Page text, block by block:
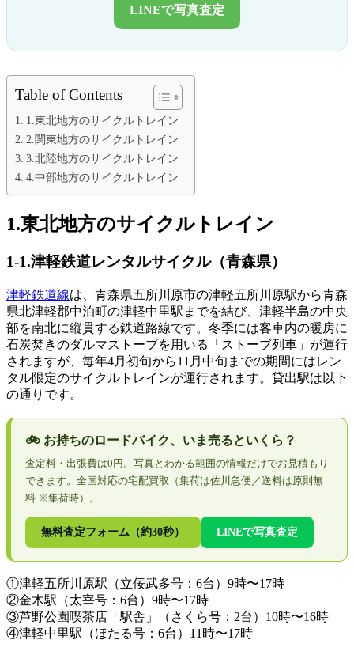
LINEで写真査定
Table of Contents
1.東北地方のサイクルトレイン
2.関東地方のサイクルトレイン
3.北陸地方のサイクルトレイン
4.中部地方のサイクルトレイン
1.東北地方のサイクルトレイン
1-1.津軽鉄道レンタルサイクル（青森県）
津軽鉄道線は、青森県五所川原市の津軽五所川原駅から青森
県北津軽郡中泊町の津軽中里駅までを結び、津軽半島の中央
部を南北に縦貫する鉄道路線です。冬季には客車内の暖房に
石炭焚きのダルマストーブを用いる「ストーブ列車」が運行
されますが、毎年4月初旬から11月中旬までの期間にはレン
タル限定のサイクルトレインが運行されます。貸出駅は以下
の通りです。
🚲 お持ちのロードバイク、いま売るといくら？
査定料・出張費は0円。写真とわかる範囲の情報だけでお見積もり
できます。全国対応の宅配買取（集荷は佐川急便／送料は原則無
料 ※集荷時）。
無料査定フォーム（約30秒） LINEで写真査定
①津軽五所川原駅（立佞武多号：6台）9時〜17時
②金木駅（太宰号：6台）9時〜17時
③芦野公園喫茶店「駅舎」（さくら号：2台）10時〜16時
④津軽中里駅（ほたる号：6台）11時〜17時